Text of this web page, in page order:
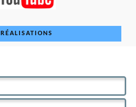
RÉALISATIONS